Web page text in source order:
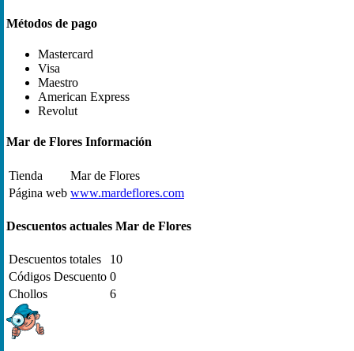
Métodos de pago
Mastercard
Visa
Maestro
American Express
Revolut
Mar de Flores Información
Tienda
Mar de Flores
Página web www.mardeflores.com
Descuentos actuales Mar de Flores
Descuentos totales
10
Códigos Descuento 0
Chollos
6